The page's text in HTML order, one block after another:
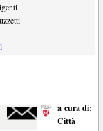
a cura di:
Città